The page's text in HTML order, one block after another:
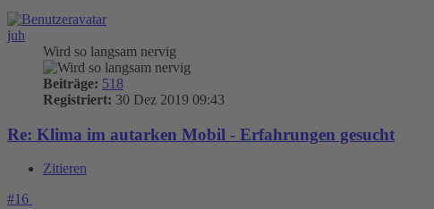
juh
Wird so langsam nervig
Beiträge: 518
Registriert: 30 Dez 2019 09:43
Re: Klima im autarken Mobil - Erfahrungen gesucht
Zitieren
#16